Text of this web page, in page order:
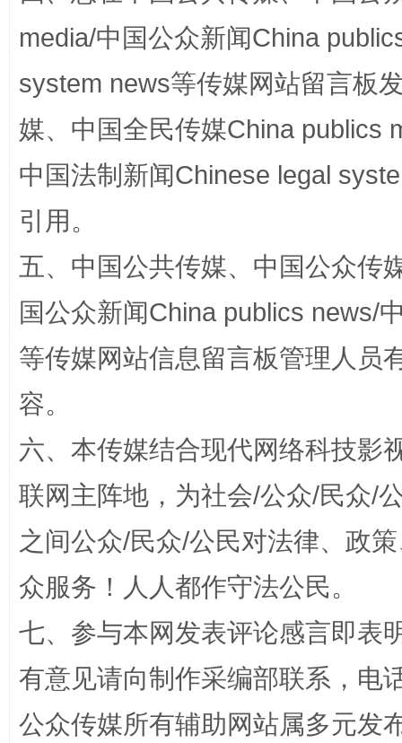
国家大学科技园优化重塑工作
“蜀中异人”王建安的艺术幻境
media/中国公众新闻China
system news等传媒网站留言板
媒、中国全民传媒China publics
中国法制新闻Chinese legal
引用。
五、中国公共传媒、中国公众传
国公众新闻China publics news/
等传媒网站信息留言板管理人员
容。
六、本传媒结合现代网络科技影
联网主阵地，为社会/公众/民众/
之间公众/民众/公民对法律、政
众服务！人人都作守法公民。
七、参与本网发表评论感言即表
有意见请向制作采编部联系，电
公众传媒所有辅助网站属多元发